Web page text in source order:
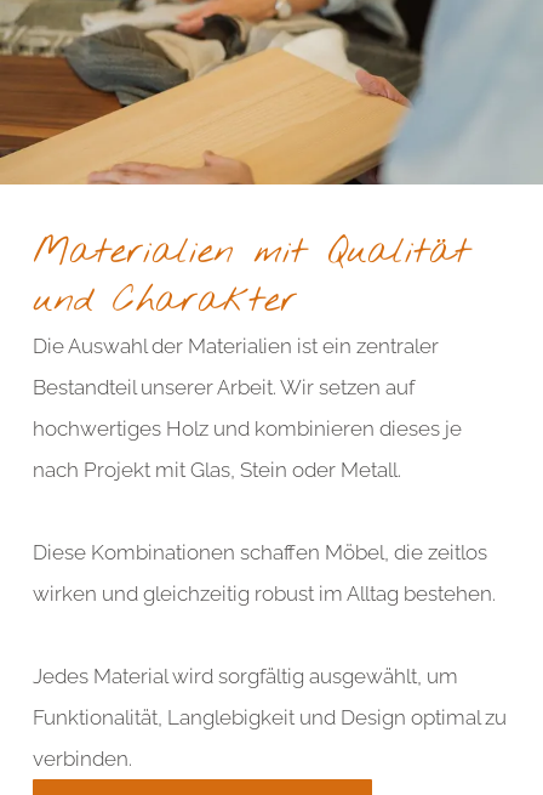
Materialien mit Qualität
und Charakter
Die Auswahl der Materialien ist ein zentraler
Bestandteil unserer Arbeit. Wir setzen auf
hochwertiges Holz und kombinieren dieses je
nach Projekt mit Glas, Stein oder Metall.
Diese Kombinationen schaffen Möbel, die zeitlos
wirken und gleichzeitig robust im Alltag bestehen.
Jedes Material wird sorgfältig ausgewählt, um
Funktionalität, Langlebigkeit und Design optimal zu
verbinden.